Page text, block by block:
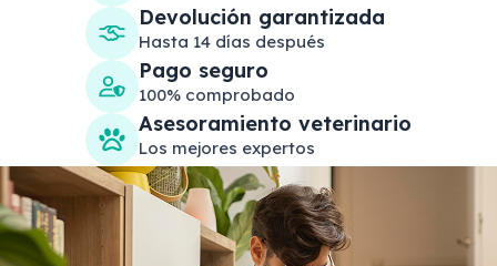
Devolución garantizada
Hasta 14 días después
Pago seguro
100% comprobado
Asesoramiento veterinario
Los mejores expertos